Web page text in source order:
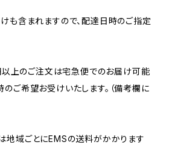
も含まれますので、配達日時のご指定
上のご注文は宅急便でのお届け可能
のご希望お受けいたします。（備考欄に
地域ごとにEMSの送料がかかります